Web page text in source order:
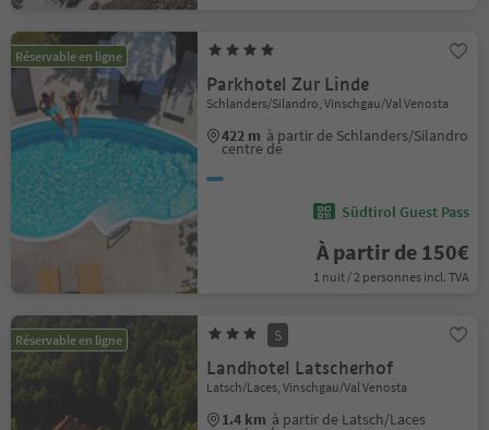
Réservable en ligne
Parkhotel Zur Linde
Schlanders/Silandro, Vinschgau/Val Venosta
422 m à partir de Schlanders/Silandro
centre de
Südtirol Guest Pass
À partir de 150€
1 nuit / 2 personnes incl. TVA
Réservable en ligne S
Landhotel Latscherhof
Latsch/Laces, Vinschgau/Val Venosta
1.4 km à partir de Latsch/Laces